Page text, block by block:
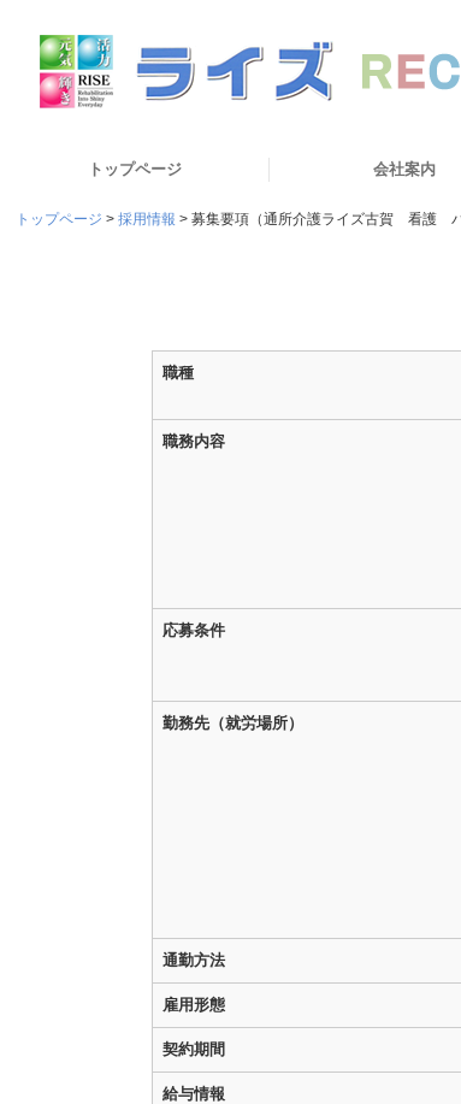
トップページ 会社案内
トップページ 採用情報 募集要項（通所介護ライズ古賀 看護 パ
職種
職務内容
応募条件
勤務先（就労場所）
通勤方法
雇用形態
契約期間
給与情報